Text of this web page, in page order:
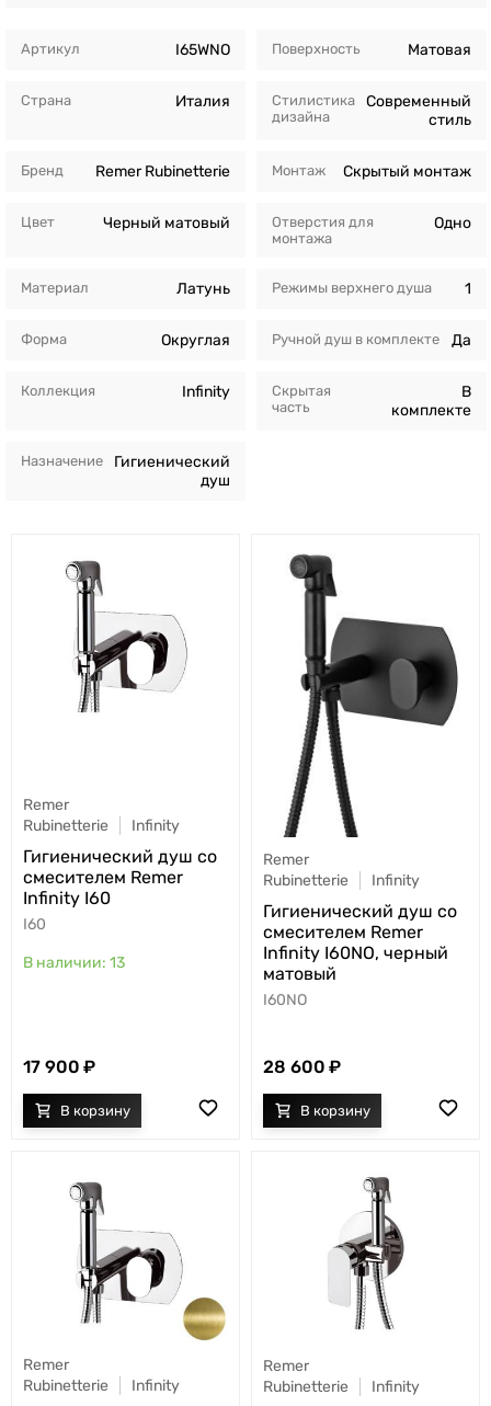
Артикул I65WNO
Страна Италия
Бренд Remer Rubinetterie
Цвет Черный матовый
Материал Латунь
Форма Округлая
Коллекция Infinity
Назначение
Гигиенический
душ
Поверхность Матовая
Стилистика
дизайна
Современный
стиль
Монтаж Скрытый монтаж
Отверстия для
монтажа
Одно
Режимы верхнего душа 1
Ручной душ в комплекте Да
Скрытая
часть
В
комплекте
Remer
Rubinetterie
Infinity
Гигиенический душ со
смесителем Remer
Infinity I60
I60
13
17 900
Remer
Rubinetterie
Infinity
Гигиенический душ со
смесителем Remer
Infinity I60NO, черный
матовый
I60NO
28 600
Remer
Rubinetterie
Infinity
Remer
Rubinetterie
Infinity